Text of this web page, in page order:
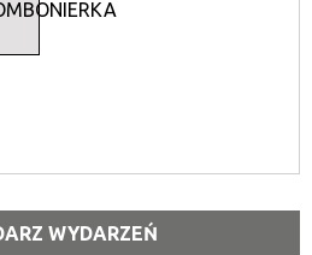
WYDARZEŃ